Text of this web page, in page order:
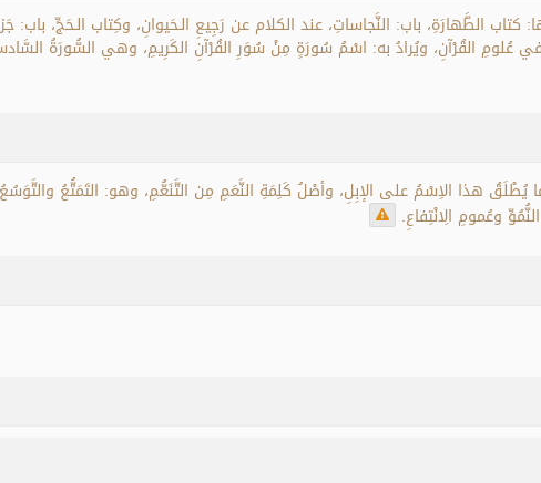
الطَّهارَةِ، باب: النَّجاساتِ، عند الكلام عن رَجِيعِ الـحَيوانِ، وكِتاب الـحَجِّ، باب:
في عُلومِ القُرْآنِ، ويُرادُ به: اسْمُ سُورَةٍ مِنْ سُوَرِ القُرْآنِ الكَرِيمِ، وهي السُّورَةُ
يُطْلَقُ هذا الاِسْمُ على الإبِلِ، وأصْلُ كَلِمَةِ النَّعَمِ مِن التَّنَعُّمِ، وهو: التَمَتُّعُ
وعُمومِ الِانْتِفاعِ.